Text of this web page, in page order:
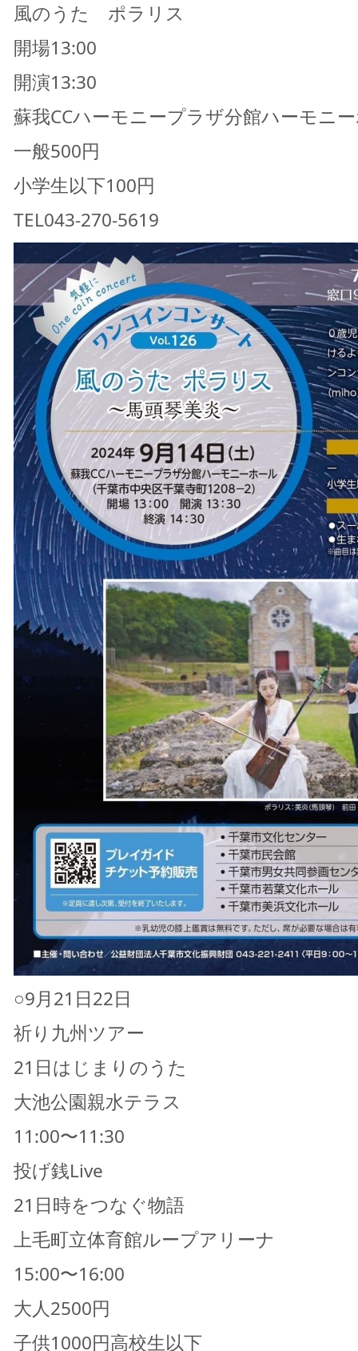
風のうた ポラリス
開場13:00
開演13:30
蘇我CCハーモニープラザ分館ハーモニ
一般500円
小学生以下100円
TEL043-270-5619
○9月21日22日
祈り九州ツアー
21日はじまりのうた
大池公園親水テラス
11:00〜11:30
投げ銭Live
21日時をつなぐ物語
上毛町立体育館ループアリーナ
15:00〜16:00
大人2500円
子供1000円高校生以下